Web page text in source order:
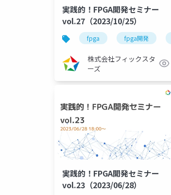
実践的！FPGA開発セミナー
vol.27（2023/10/25）
fpga fpga開発
株式会社フィックスタ
ーズ
実践的！FPGA開発セミナー
vol.23（2023/06/28）